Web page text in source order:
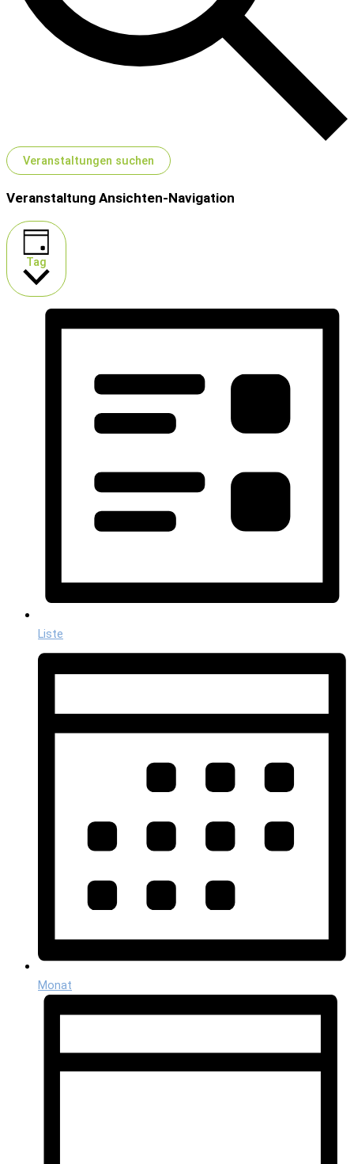
Veranstaltungen suchen
Veranstaltung Ansichten-Navigation
Tag
Liste
Monat